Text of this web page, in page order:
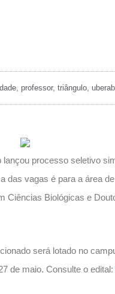
, professor, triângulo,
processo seletivo
das vagas é para a área
Ciências Biológicas e
será lotado no
de maio. Consulte o edital: